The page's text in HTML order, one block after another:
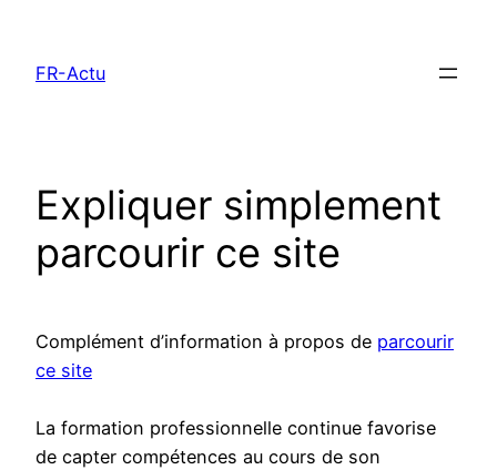
contenu
FR-Actu
Expliquer simplement
parcourir ce site
Complément d’information à propos de parcourir
ce site
La formation professionnelle continue favorise
de capter compétences au cours de son